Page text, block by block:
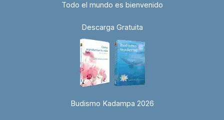
Todo el mundo es bienvenido
Descarga Gratuita
Budismo Kadampa 2026